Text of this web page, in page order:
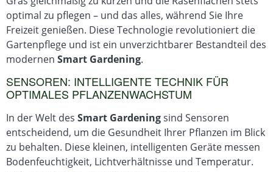
optimal zu pflegen – und das alles, während Sie Ihre
Freizeit genießen. Diese Technologie revolutioniert die
Gartenpflege und ist ein unverzichtbarer Bestandteil des
modernen Smart Gardening.
SENSOREN: INTELLIGENTE TECHNIK FÜR
OPTIMALES PFLANZENWACHSTUM
In der Welt des Smart Gardeningsind Sensoren
entscheidend, um die Gesundheit Ihrer Pflanzen im Blick
zu behalten. Diese kleinen, intelligenten Geräte messen
Bodenfeuchtigkeit, Lichtverhältnisse und Temperatur.